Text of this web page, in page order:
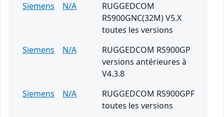
Siemens
N/A
RUGGEDCOM
RS900GNC(32M) V5.X
toutes les versions
Siemens
N/A
RUGGEDCOM RS900GP
versions antérieures à
V4.3.8
Siemens
N/A
RUGGEDCOM RS900GPF
toutes les versions